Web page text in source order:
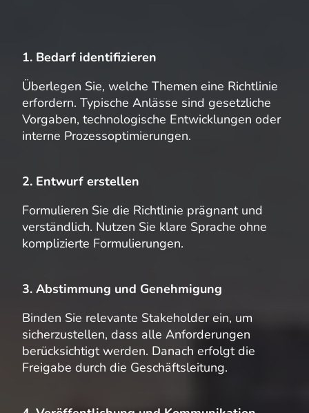
1. Bedarf identifizieren
Überlegen Sie, welche Themen eine Richtlinie
erfordern. Typische Anlässe sind gesetzliche
Vorgaben, technologische Entwicklungen oder
interne Prozessoptimierungen.
2. Entwurf erstellen
Formulieren Sie die Richtlinie prägnant und
verständlich. Nutzen Sie klare Sprache ohne
komplizierte Formulierungen.
3. Abstimmung und Genehmigung
Binden Sie relevante Stakeholder ein, um
sicherzustellen, dass alle Anforderungen
berücksichtigt werden. Danach erfolgt die
Freigabe durch die Geschäftsleitung.